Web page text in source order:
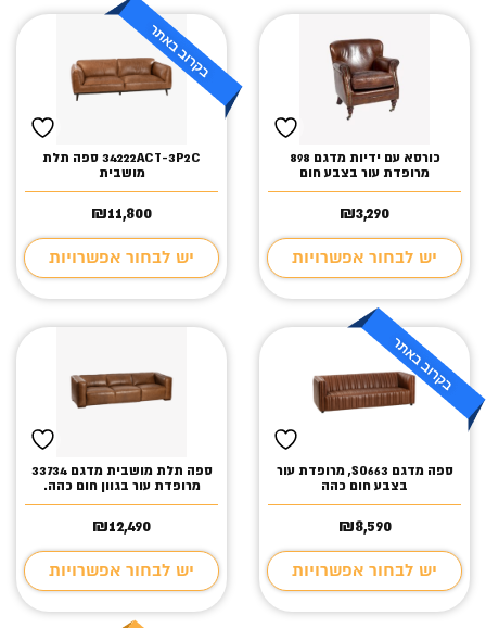
כורסא עם ידיות מדגם 898
מרופדת עור בצבע חום
₪3,290
יש לבחור אפשרויות
34222ACT-3P2C ספה תלת
מושבית
₪11,800
יש לבחור אפשרויות
ספה מדגם SO663, מרופדת עור
בצבע חום כהה
₪8,590
יש לבחור אפשרויות
ספה תלת מושבית מדגם 33734
מרופדת עור בגוון חום כהה.
₪12,490
יש לבחור אפשרויות